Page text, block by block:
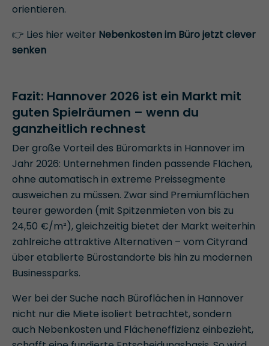
orientieren.
👉 Lies hier weiter Nebenkosten im Büro jetzt clever
senken
Fazit: Hannover 2026 ist ein Markt mit
guten Spielräumen – wenn du
ganzheitlich rechnest
Der große Vorteil des Büromarkts in Hannover im
Jahr 2026: Unternehmen finden passende Flächen,
ohne automatisch in extreme Preissegmente
ausweichen zu müssen. Zwar sind Premiumflächen
teurer geworden (mit Spitzenmieten von bis zu
24,50 €/m²), gleichzeitig bietet der Markt weiterhin
zahlreiche attraktive Alternativen – vom Cityrand
über etablierte Bürostandorte bis hin zu modernen
Businessparks.
Wer bei der Suche nach Büroflächen in Hannover
nicht nur die Miete isoliert betrachtet, sondern
auch Nebenkosten und Flächeneffizienz einbezieht,